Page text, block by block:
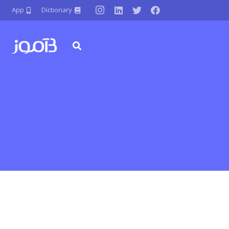
Dictionary
App